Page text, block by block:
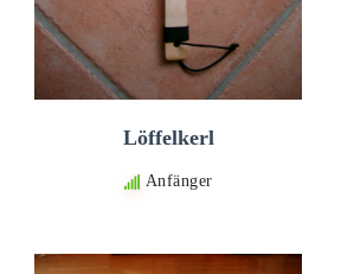
Löffelkerl
Anfänger